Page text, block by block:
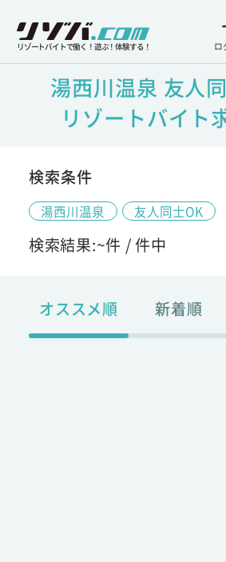
リゾートバイトで働く！遊ぶ！体験する！ ロ
湯西川温泉 友人
リゾートバイト
検索条件
湯西川温泉 友人同士OK
検索結果:~件 /件中
オススメ順 新着順